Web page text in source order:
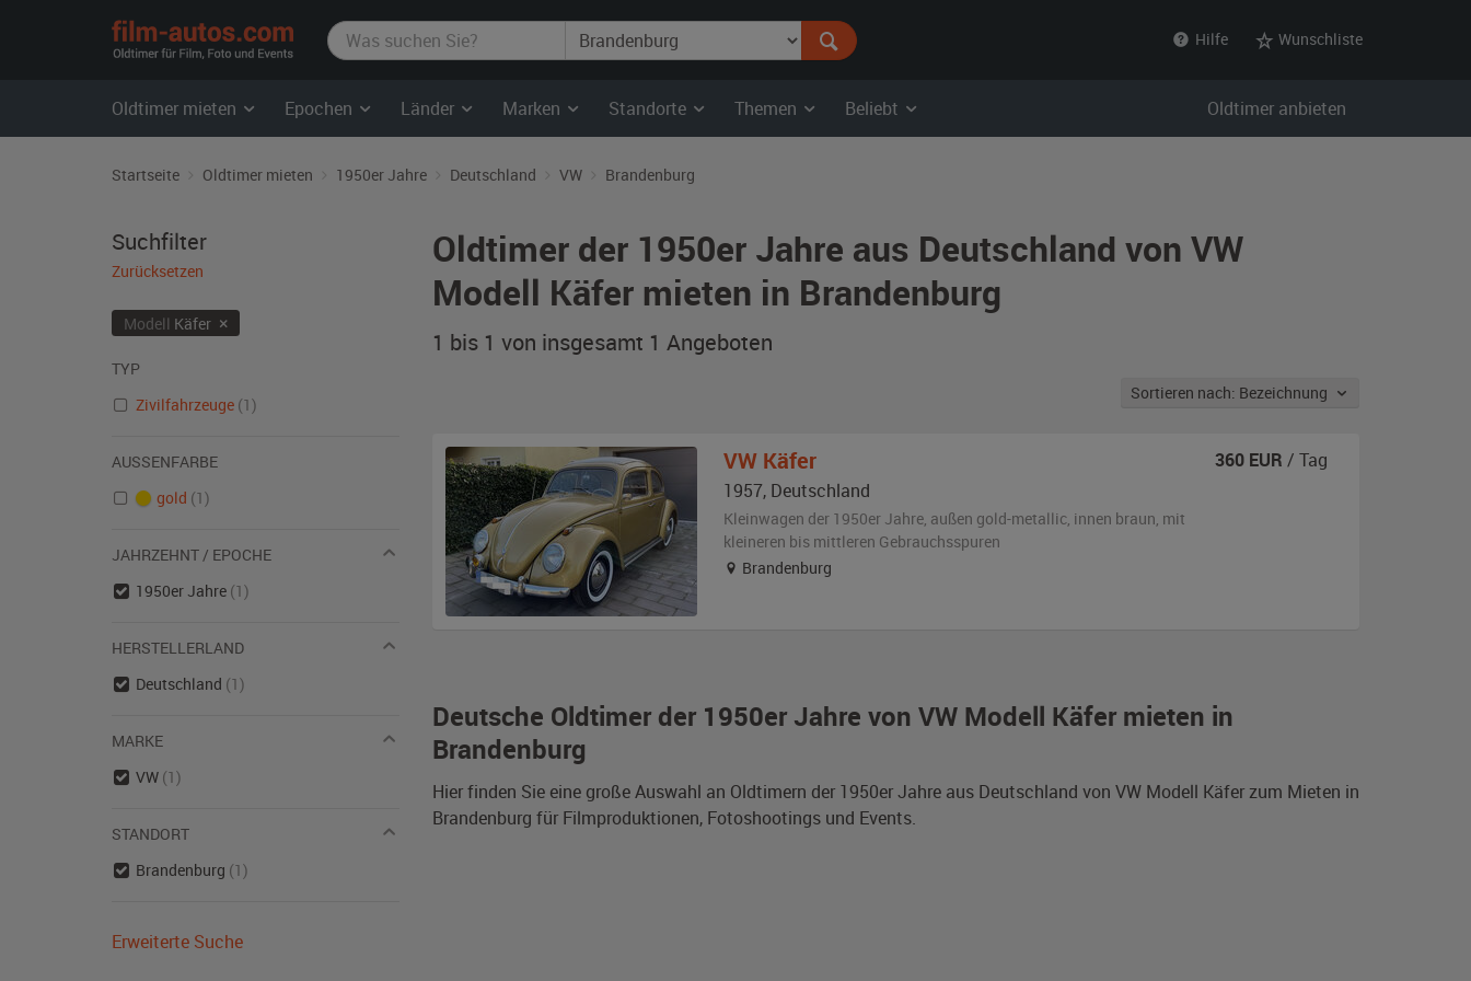
film-
autos.com
Hilfe Wunschliste
Oldtimer mieten Epochen Länder Marken Standorte Themen Beliebt Oldtimer anbieten
Startseite Oldtimer mieten 1950er Jahre Deutschland VW Brandenburg
Oldtimer der 1950er Jahre aus Deutschland von VW
Modell Käfer mieten in Brandenburg
1 bis 1 von insgesamt 1 Angeboten
Sortieren nach: Bezeichnung
Deutsche Oldtimer der 1950er Jahre von VW Modell Käfer mieten in
Brandenburg
Hier finden Sie eine große Auswahl an Oldtimern der 1950er Jahre aus Deutschland von VW Modell Käfer zum Mieten in
Brandenburg für Filmproduktionen, Fotoshootings und Events.
VW Käfer
1957, Deutschland
Kleinwagen der 1950er Jahre, außen gold-metallic, innen braun, mit
kleineren bis mittleren Gebrauchsspuren
Brandenburg
360 EUR / Tag
Suchfilter
Zurücksetzen
Modell Käfer ×
TYP
Zivilfahrzeuge (1)
AUSSENFARBE
gold (1)
JAHRZEHNT / EPOCHE
1950er Jahre (1)
HERSTELLERLAND
Deutschland (1)
MARKE
VW (1)
STANDORT
Brandenburg (1)
Erweiterte Suche